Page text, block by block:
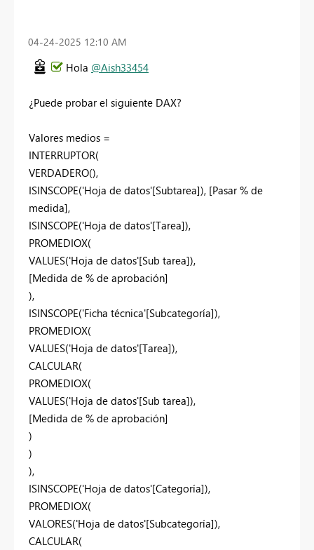
‎04-24-2025 12:10 AM
Hola @Aish33454
¿Puede probar el siguiente DAX?
Valores medios =
INTERRUPTOR(
VERDADERO(),
ISINSCOPE('Hoja de datos'[Subtarea]), [Pasar % de
medida],
ISINSCOPE('Hoja de datos'[Tarea]),
PROMEDIOX(
VALUES('Hoja de datos'[Sub tarea]),
[Medida de % de aprobación]
),
ISINSCOPE('Ficha técnica'[Subcategoría]),
PROMEDIOX(
VALUES('Hoja de datos'[Tarea]),
CALCULAR(
PROMEDIOX(
VALUES('Hoja de datos'[Sub tarea]),
[Medida de % de aprobación]
)
)
),
ISINSCOPE('Hoja de datos'[Categoría]),
PROMEDIOX(
VALORES('Hoja de datos'[Subcategoría]),
CALCULAR(